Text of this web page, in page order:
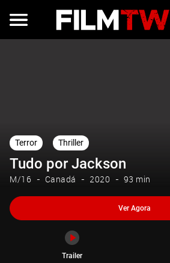
Terror Thriller
Tudo por Jackson
M/16 Canadá 2020 93 min
Ver Agora
Trailer